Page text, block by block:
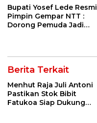
Bupati Yosef Lede Resmi
Pimpin Gempar NTT :
Dorong Pemuda Jadi
Berita Terkait
Menhut Raja Juli Antoni
Pastikan Stok Bibit
Fatukoa Siap Dukung